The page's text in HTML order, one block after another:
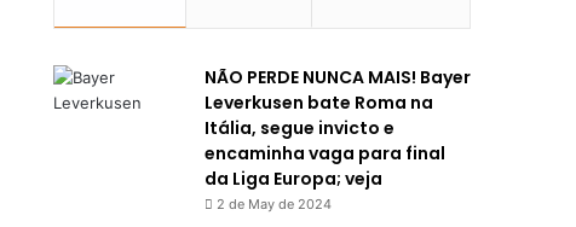
NÃO PERDE NUNCA MAIS! Bayer
Leverkusen bate Roma na
Itália, segue invicto e
encaminha vaga para final
da Liga Europa; veja
2 de May de 2024